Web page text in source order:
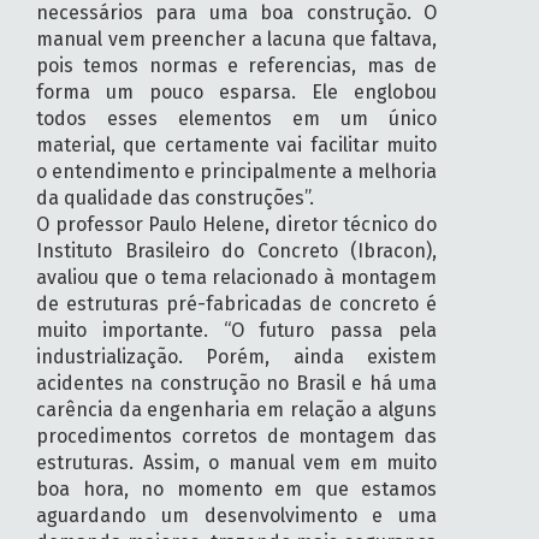
necessários para uma boa construção. O
manual vem preencher a lacuna que faltava,
pois temos normas e referencias, mas de
forma um pouco esparsa. Ele englobou
todos esses elementos em um único
material, que certamente vai facilitar muito
o entendimento e principalmente a melhoria
da qualidade das construções”.
O professor Paulo Helene, diretor técnico do
Instituto Brasileiro do Concreto (Ibracon),
avaliou que o tema relacionado à montagem
de estruturas pré-fabricadas de concreto é
muito importante. “O futuro passa pela
industrialização. Porém, ainda existem
acidentes na construção no Brasil e há uma
carência da engenharia em relação a alguns
procedimentos corretos de montagem das
estruturas. Assim, o manual vem em muito
boa hora, no momento em que estamos
aguardando um desenvolvimento e uma